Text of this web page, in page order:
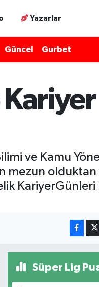
Yazarlar
Güncel Gurbet
ve Kamu
mezun olduktan
KariyerGünleri
Süper Lig